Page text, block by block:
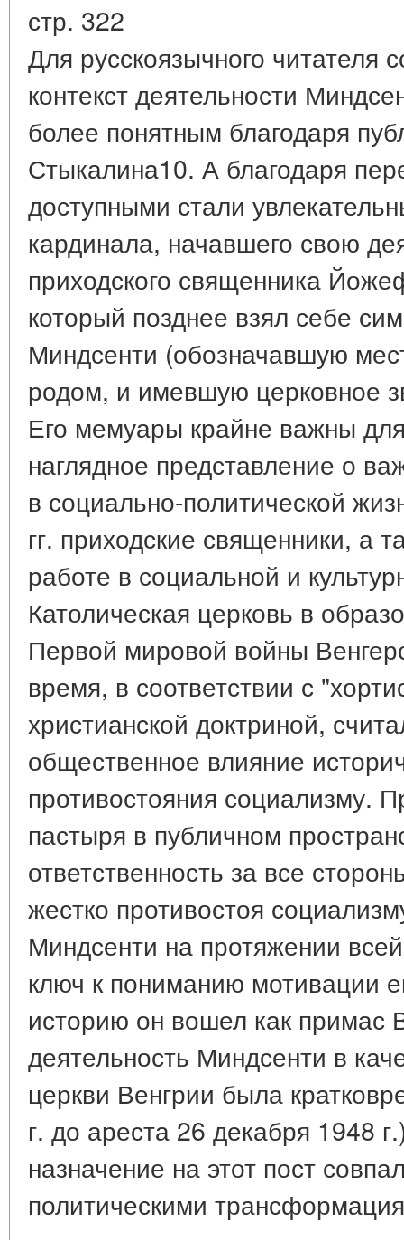
стр. 322
Для русскоязычного читателя
контекст деятельности
более понятным благодаря
Стыкалина10. А благодаря
доступными стали
кардинала, начавшего свою
приходского священника
который позднее взял себе
Миндсенти (обозначавшую
родом, и имевшую церковное
Его мемуары крайне важны
наглядное представление о
в социально-политической
гг. приходские священники, а
работе в социальной и
Католическая церковь в
Первой мировой войны
время, в соответствии с
христианской доктриной,
общественное влияние
противостояния социализму.
пастыря в публичном
ответственность за все
жестко противостоя
Миндсенти на протяжении
ключ к пониманию мотивации
историю он вошел как примас
деятельность Миндсенти в
церкви Венгрии была
г. до ареста 26 декабря 1948
назначение на этот пост
политическими